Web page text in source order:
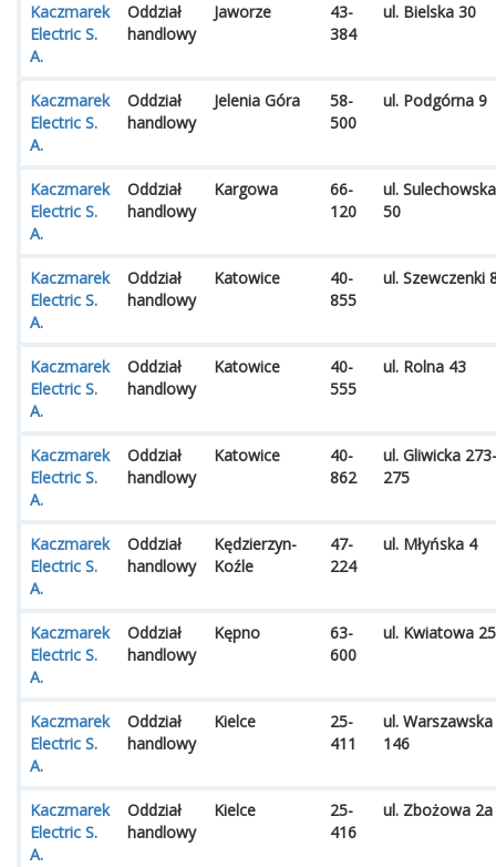
Kaczmarek
Electric S.
A.
Oddział
handlowy
Jaworze
43-
384
ul. Bielska 30
Kaczmarek
Electric S.
A.
Oddział
handlowy
Jelenia Góra
58-
500
ul. Podgórna 9
Kaczmarek
Electric S.
A.
Oddział
handlowy
Kargowa
66-
120
ul. Sulechowska
50
Kaczmarek
Electric S.
A.
Oddział
handlowy
Katowice
40-
855
ul. Szewczenki
Kaczmarek
Electric S.
A.
Oddział
handlowy
Katowice
40-
555
ul. Rolna 43
Kaczmarek
Electric S.
A.
Oddział
handlowy
Katowice
40-
862
ul. Gliwicka 273-
275
Kaczmarek
Electric S.
A.
Oddział
handlowy
Kędzierzyn-
Koźle
47-
224
ul. Młyńska 4
Kaczmarek
Electric S.
A.
Oddział
handlowy
Kępno
63-
600
ul. Kwiatowa 25
Kaczmarek
Electric S.
A.
Oddział
handlowy
Kielce
25-
411
ul. Warszawska
146
Kaczmarek
Electric S.
A.
Oddział
handlowy
Kielce
25-
416
ul. Zbożowa 2a